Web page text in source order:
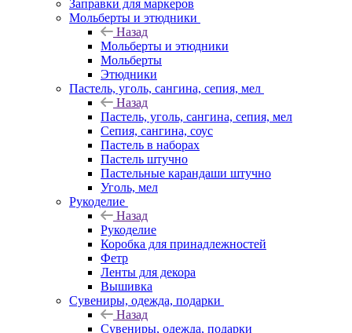
Заправки для маркеров
Мольберты и этюдники
Назад
Мольберты и этюдники
Мольберты
Этюдники
Пастель, уголь, сангина, сепия, мел
Назад
Пастель, уголь, сангина, сепия, мел
Сепия, сангина, соус
Пастель в наборах
Пастель штучно
Пастельные карандаши штучно
Уголь, мел
Рукоделие
Назад
Рукоделие
Коробка для принадлежностей
Фетр
Ленты для декора
Вышивка
Сувениры, одежда, подарки
Назад
Сувениры, одежда, подарки